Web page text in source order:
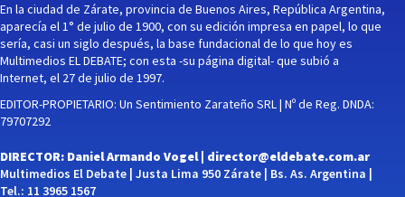
En la ciudad de Zárate, provincia de Buenos Aires, República Argentina,
aparecía el 1° de julio de 1900, con su edición impresa en papel, lo que
sería, casi un siglo después, la base fundacional de lo que hoy es
Multimedios EL DEBATE; con esta -su página digital- que subió a
Internet, el 27 de julio de 1997.
EDITOR-PROPIETARIO: Un Sentimiento Zarateño SRL | Nº de Reg. DNDA:
79707292
DIRECTOR: Daniel Armando Vogel | director@eldebate.com.ar
Multimedios El Debate | Justa Lima 950 Zárate | Bs. As. Argentina |
Tel.: 11 3965 1567